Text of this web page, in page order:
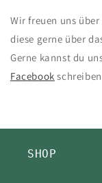
Wir freuen uns
diese gerne über
Gerne kannst du
Facebook
SHOP